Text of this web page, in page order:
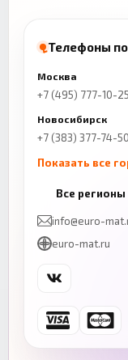
Телефоны
Москва
+7 (495) 777-10-25
Новосибирск
+7 (383) 377-74-50
Показать все
+7 (843) 206-01-30
Челябинск
+7 (343) 300-99-67
Ростов-на-Дону
+7 (863) 333-50-75
Все
info@euro-
euro-mat.ru